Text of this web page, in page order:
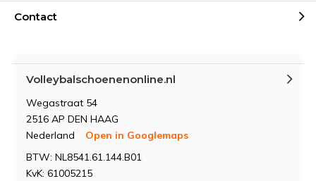
Contact
Volleybalschoenenonline.nl
Wegastraat 54
2516 AP DEN HAAG
Nederland
Open in Googlemaps
BTW: NL8541.61.144.B01
KvK: 61005215